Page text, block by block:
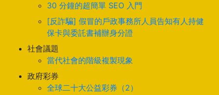
30 分鐘的超簡單 SEO 入門
[反詐騙] 假冒的戶政事務所人員告知有人持健
保卡與委託書補辦身分證
社會議題
當代社會的階級複製現象
政府彩券
全球二十大公益彩券（2）